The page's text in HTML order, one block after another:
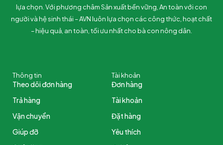
lựa chọn. Với phương châm Sản xuất bền vững, An toàn với con
người và hệ sinh thái – AVN luôn lựa chọn các công thức, hoạt chất
– hiệu quả, an toàn, tối ưu nhất cho bà con nông dân.
Thông tin
Theo dõi đơn hàng
Trả hàng
Vận chuyển
Giúp đỡ
Tài khoản
Đơn hàng
Tài khoản
Đặt hàng
Yêu thích